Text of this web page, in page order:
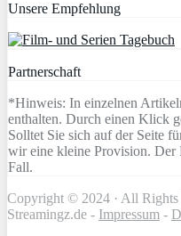
Unsere Empfehlung
Partnerschaft
*Hinweis: In einzelnen
enthalten. Durch einen Klick
Solltet Sie sich auf der Seite
wir eine kleine Provision. Der
Fall.
Copyright © 2024 · All Rights
Streamingz.de - Impressum -